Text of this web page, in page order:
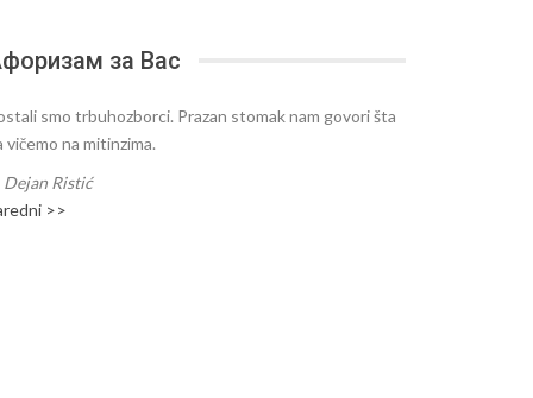
за Вас
smo trbuhozborci. Prazan stomak nam govori šta
vičemo na mitinzima.
Dejan Ristić
>>